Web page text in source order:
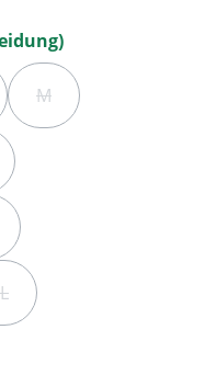
auswählen
VERFÜGBAR.)
IST ZURZEIT NICHT
M(DIESE OPTION IST
NICHT VERFÜGBAR.)
OPTION IST ZURZEIT
OPTION IST ZURZEIT
NICHT VERFÜGBAR.)
OPTION IST ZURZEIT
NICHT VERFÜGBAR.)